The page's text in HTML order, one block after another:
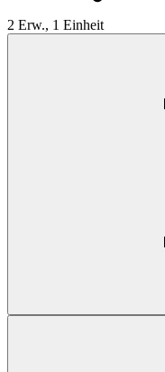
2 Erw., 1 Einheit